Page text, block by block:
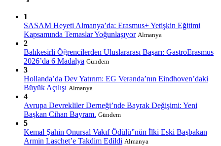
1
SASAM Heyeti Almanya’da: Erasmus+ Yetişkin Eğitimi
Kapsamında Temaslar Yoğunlaşıyor Almanya
2
Balıkesirli Öğrencilerden Uluslararası Başarı: GastroErasmus
2026’da 6 Madalya Gündem
3
Hollanda’da Dev Yatırım: EG Veranda’nın Eindhoven’daki
Büyük Açılışı Almanya
4
Avrupa Devrekliler Derneği’nde Bayrak Değişimi: Yeni
Başkan Cihan Bayram. Gündem
5
Kemal Şahin Onursal Vakıf Ödülü”nün İlki Eski Başbakan
Armin Laschet’e Takdim Edildi Almanya